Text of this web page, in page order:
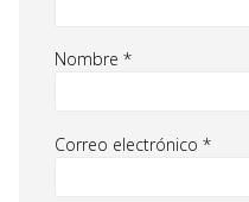
Nombre *
Correo electrónico *